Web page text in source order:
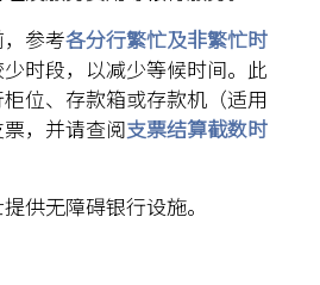
楼地下4号及5号舖（港铁屯门站 D
参考各分行繁忙及非繁忙时
时段，以减少等候时间。此
位、存款箱或存款机（适用
，并请查阅支票结算截数时
供无障碍银行设施。